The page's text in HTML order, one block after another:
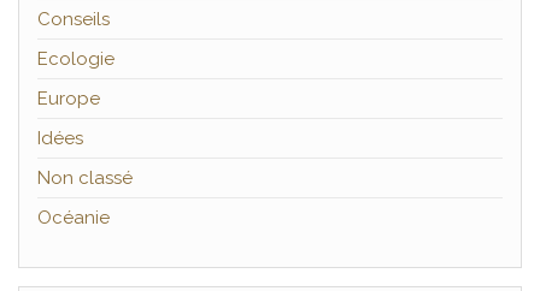
Conseils
Ecologie
Europe
Idées
Non classé
Océanie